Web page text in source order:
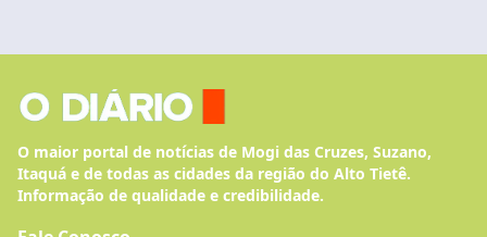
O maior portal de notícias de Mogi das Cruzes, Suzano,
Itaquá e de todas as cidades da região do Alto Tietê.
Informação de qualidade e credibilidade.